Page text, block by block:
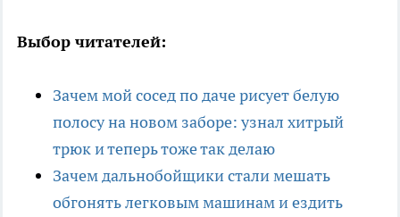
Выбор читателей:
Зачем мой сосед по даче рисует белую
полосу на новом заборе: узнал хитрый
трюк и теперь тоже так делаю
Зачем дальнобойщики стали мешать
обгонять легковым машинам и ездить